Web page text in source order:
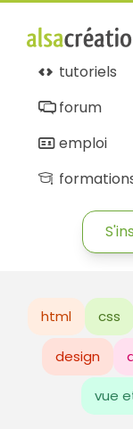
tutoriels
forum
emploi
html css
design
vue